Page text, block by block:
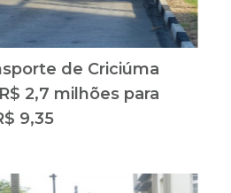
de Criciúma
2,7 milhões para
9,35